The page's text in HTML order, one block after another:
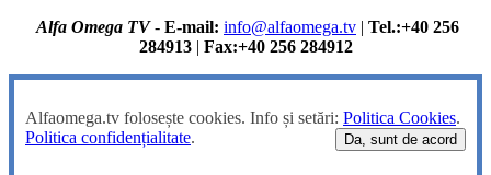
Alfa Omega TV- E-mail: info@alfaomega.tv | Tel.:+40 256
284913| Fax:+40 256 284912
Alfaomega.tv folosește cookies. Info și setări: Politica Cookies.
Politica confidențialitate. Da, sunt de acord